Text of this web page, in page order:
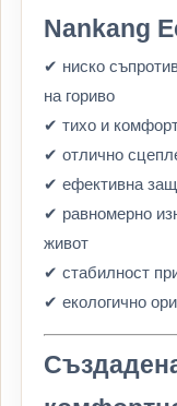
Nankang
✔ ниско
на гориво
✔ тихо и
✔ отлично
✔ ефективна
✔ равномерно
живот
✔ стабилност
✔ екологично